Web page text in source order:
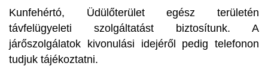
Kunfehértó, Üdülőterület egész területén
távfelügyeleti szolgáltatást biztosítunk. A
járőszolgálatok kivonulási idejéről pedig telefonon
tudjuk tájékoztatni.